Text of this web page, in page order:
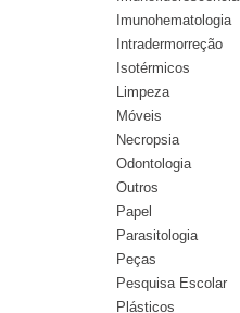
Imunohematologia
Intradermorreção
Isotérmicos
Limpeza
Móveis
Necropsia
Odontologia
Outros
Papel
Parasitologia
Peças
Pesquisa Escolar
Plásticos